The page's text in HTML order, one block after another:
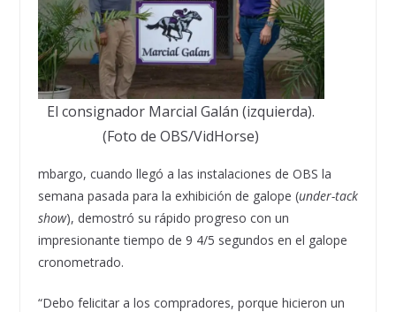
El consignador Marcial Galán (izquierda).
(Foto de OBS/VidHorse)
mbargo, cuando llegó a las instalaciones de OBS la
semana pasada para la exhibición de galope (under-tack
show), demostró su rápido progreso con un
impresionante tiempo de 9 4/5 segundos en el galope
cronometrado.
“Debo felicitar a los compradores, porque hicieron un